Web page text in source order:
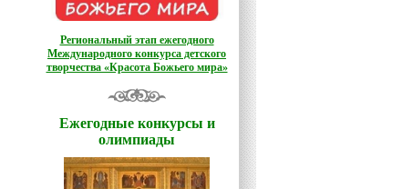
Региональный этап ежегодного
Международного конкурса детского
творчества «Красота Божьего мира»
Ежегодные конкурсы и
олимпиады